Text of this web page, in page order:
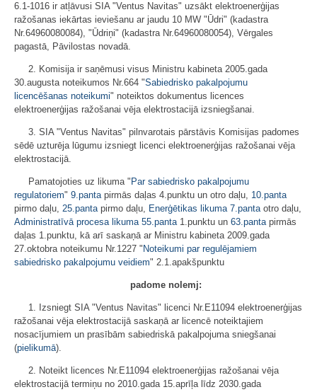
6.1-1016 ir atļāvusi SIA "Ventus Navitas" uzsākt elektroenerģijas
ražošanas iekārtas ieviešanu ar jaudu 10 MW "Ūdri" (kadastra
Nr.64960080084), "Ūdriņi" (kadastra Nr.64960080054), Vērgales
pagastā, Pāvilostas novadā.
2. Komisija ir saņēmusi visus Ministru kabineta 2005.gada
30.augusta noteikumos Nr.664 "Sabiedrisko pakalpojumu
licencēšanas noteikumi" noteiktos dokumentus licences
elektroenerģijas ražošanai vēja elektrostacijā izsniegšanai.
3. SIA "Ventus Navitas" pilnvarotais pārstāvis Komisijas padomes
sēdē uzturēja lūgumu izsniegt licenci elektroenerģijas ražošanai vēja
elektrostacijā.
Pamatojoties uz likuma " Par sabiedrisko pakalpojumu
regulatoriem" 9.pantapirmās daļas 4.punktu un otro daļu, 10.panta
pirmo daļu, 25.pantapirmo daļu, Enerģētikas likuma 7.pantaotro daļu,
Administratīvā procesa likuma 55.panta1.punktu un 63.pantapirmās
daļas 1.punktu, kā arī saskaņā ar Ministru kabineta 2009.gada
27.oktobra noteikumu Nr.1227 " Noteikumi par regulējamiem
sabiedrisko pakalpojumu veidiem" 2.1.apakšpunktu
padome nolemj:
1. Izsniegt SIA "Ventus Navitas" licenci Nr.E11094 elektroenerģijas
ražošanai vēja elektrostacijā saskaņā ar licencē noteiktajiem
nosacījumiem un prasībām sabiedriskā pakalpojuma sniegšanai
(pielikumā).
2. Noteikt licences Nr.E11094 elektroenerģijas ražošanai vēja
elektrostacijā termiņu no 2010.gada 15.aprīļa līdz 2030.gada